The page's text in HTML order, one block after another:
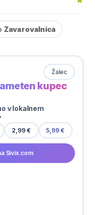
Zavarovalnica
Žalec
kupec
v lokalnem
2,99 € 5,99 €
Sivix.com